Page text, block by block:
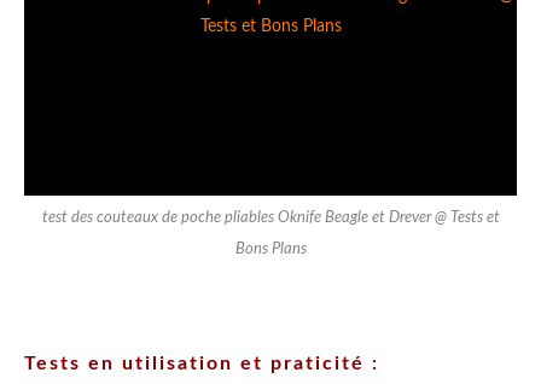
test des couteaux de poche pliables Oknife Beagle et Drever @ Tests et
Bons Plans
Tests en utilisation et praticité :